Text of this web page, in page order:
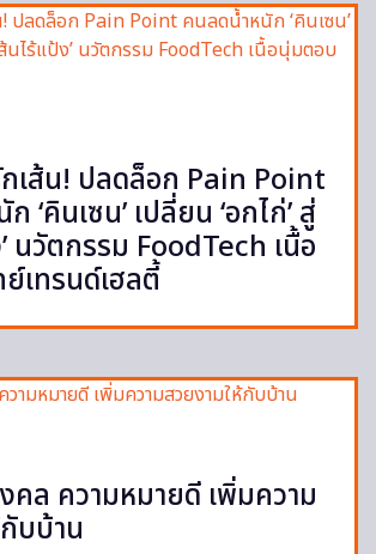
เส้น! ปลดล็อก Pain Point
‘คินเซน’ เปลี่ยน ‘อกไก่’ สู่
’ นวัตกรรม FoodTech เนื้อ
เทรนด์เฮลตี้
คล ความหมายดี เพิ่มความ
บบ้าน